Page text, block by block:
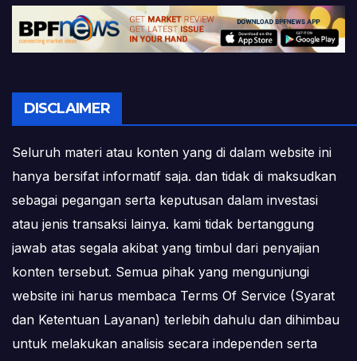
DISCLAIMER
Seluruh materi atau konten yang di dalam website ini
hanya bersifat informatif saja. dan tidak di maksudkan
sebagai pegangan serta keputusan dalam investasi
atau jenis transaksi lainya. kami tidak bertanggung
jawab atas segala akibat yang timbul dari penyajian
konten tersebut. Semua pihak yang mengunjungi
website ini harus membaca Terms Of Service (Syarat
dan Ketentuan Layanan) terlebih dahulu dan dihimbau
untuk melakukan analisis secara independen serta